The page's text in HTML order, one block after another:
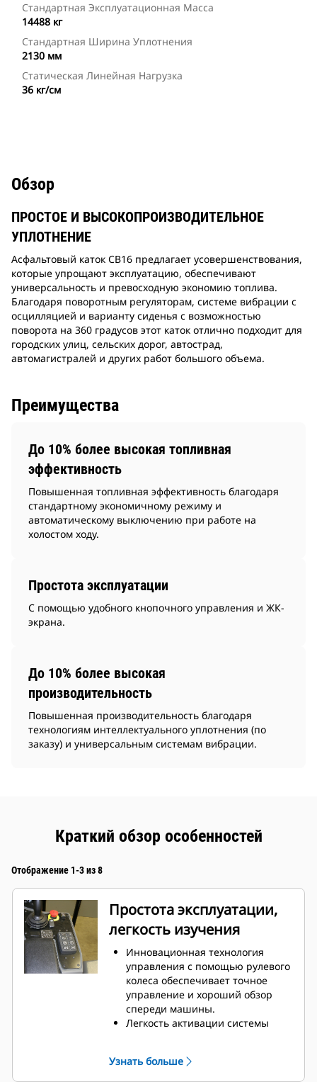
Стандартная Эксплуатационная Масса
14488 кг
Стандартная Ширина Уплотнения
2130 мм
Статическая Линейная Нагрузка
36 кг/см
Обзор
ПРОСТОЕ И ВЫСОКОПРОИЗВОДИТЕЛЬНОЕ
УПЛОТНЕНИЕ
Асфальтовый каток CB16 предлагает усовершенствования,
которые упрощают эксплуатацию, обеспечивают
универсальность и превосходную экономию топлива.
Благодаря поворотным регуляторам, системе вибрации с
осцилляцией и варианту сиденья с возможностью
поворота на 360 градусов этот каток отлично подходит для
городских улиц, сельских дорог, автострад,
автомагистралей и других работ большого объема.
Преимущества
До 10% более высокая топливная
эффективность
Повышенная топливная эффективность благодаря
стандартному экономичному режиму и
автоматическому выключению при работе на
холостом ходу.
Простота эксплуатации
С помощью удобного кнопочного управления и ЖК-
экрана.
До 10% более высокая
производительность
Повышенная производительность благодаря
технологиям интеллектуального уплотнения (по
заказу) и универсальным системам вибрации.
Краткий обзор особенностей
Отображение 1-3 из 8
Простота эксплуатации,
легкость изучения
Инновационная технология
управления с помощью рулевого
колеса обеспечивает точное
управление и хороший обзор
спереди машины.
Легкость активации системы
помощью многофункционального
Узнать больше